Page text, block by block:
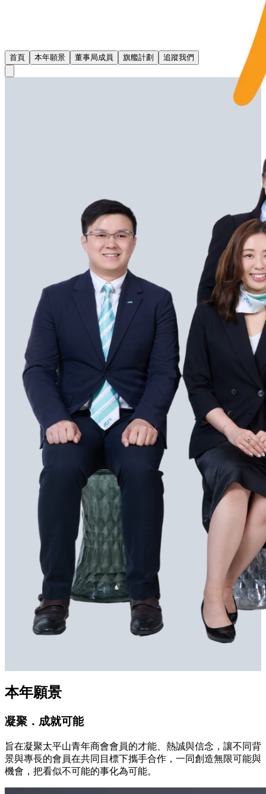
首頁 本年願景 董事局成員 旗艦計劃 追蹤我們
本年願景
凝聚．成就可能
旨在凝聚太平山青年商會會員的才能、熱誠與信念，讓不同背
景與專長的會員在共同目標下攜手合作，一同創造無限可能與
機會，把看似不可能的事化為可能。